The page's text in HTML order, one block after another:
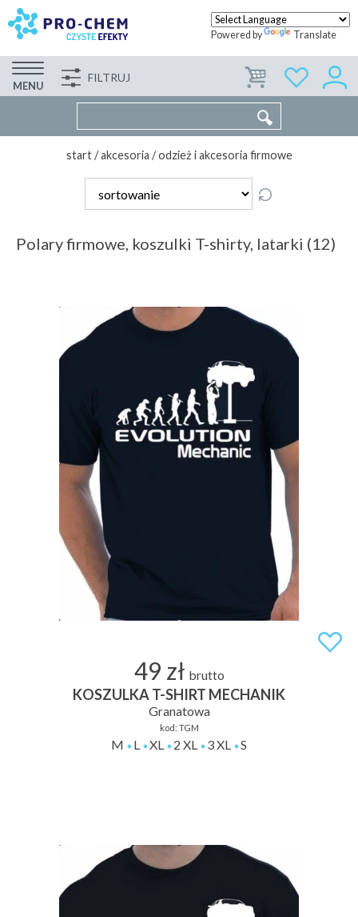
Powered by Translate
MENU
FILTRUJ WSPÓŁPRACA KONTAKT
start / akcesoria / odzież i akcesoria firmowe
Polary firmowe, koszulki T-shirty, latarki (12)
49 zł brutto
KOSZULKA T-SHIRT MECHANIK
Granatowa
kod: TGM
M L XL 2 XL 3 XL S